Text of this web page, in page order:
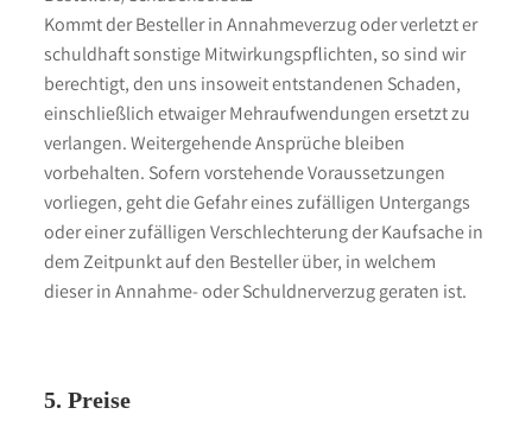
Kommt der Besteller in Annahmeverzug oder verletzt er
schuldhaft sonstige Mitwirkungspflichten, so sind wir
berechtigt, den uns insoweit entstandenen Schaden,
einschließlich etwaiger Mehraufwendungen ersetzt zu
verlangen. Weitergehende Ansprüche bleiben
vorbehalten. Sofern vorstehende Voraussetzungen
vorliegen, geht die Gefahr eines zufälligen Untergangs
oder einer zufälligen Verschlechterung der Kaufsache in
dem Zeitpunkt auf den Besteller über, in welchem
dieser in Annahme- oder Schuldnerverzug geraten ist.
5. Preise